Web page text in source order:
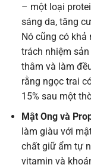
– một loại
sáng da, tăng
Nó cũng có khả
trách nhiệm
thâm và làm
rằng ngọc trai
15% sau một
Mật Ong và
làm giàu với
chất giữ ẩm tự
vitamin và